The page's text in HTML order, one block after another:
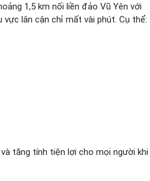
1,5 km nối liền đảo Vũ Yên với
lân cận chỉ mất vài phút. Cụ thể:
tăng tính tiện lợi cho mọi người khi